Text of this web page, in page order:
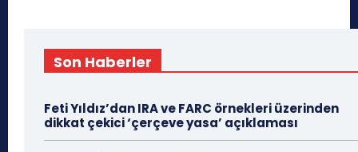
Son Haberler
Feti Yıldız’dan IRA ve FARC örnekleri üzerinden
dikkat çekici ‘çerçeve yasa’ açıklaması